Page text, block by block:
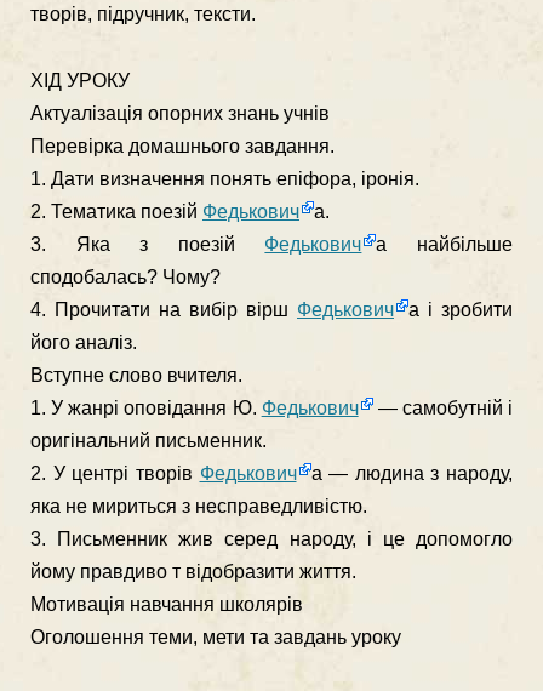
творів, підручник, тексти.
ХІД УРОКУ
Актуалізація опорних знань учнів
Перевірка домашнього завдання.
1. Дати визначення понять епіфора, іронія.
2. Тематика поезій Федькович
а.
3. Яка з поезій Федькович
а найбільше
сподобалась? Чому?
4. Прочитати на вибір вірш Федькович
а і зробити
його аналіз.
Вступне слово вчителя.
1. У жанрі оповідання Ю. Федькович
— самобутній і
оригіналь­ний письменник.
2. У центрі творів Федькович
а — людина з народу,
яка не ми­риться з несправедливістю.
3. Письменник жив серед народу, і це допомогло
йому правдиво т відобразити життя.
Мотивація навчання школярів
Оголошення теми, мети та завдань уроку